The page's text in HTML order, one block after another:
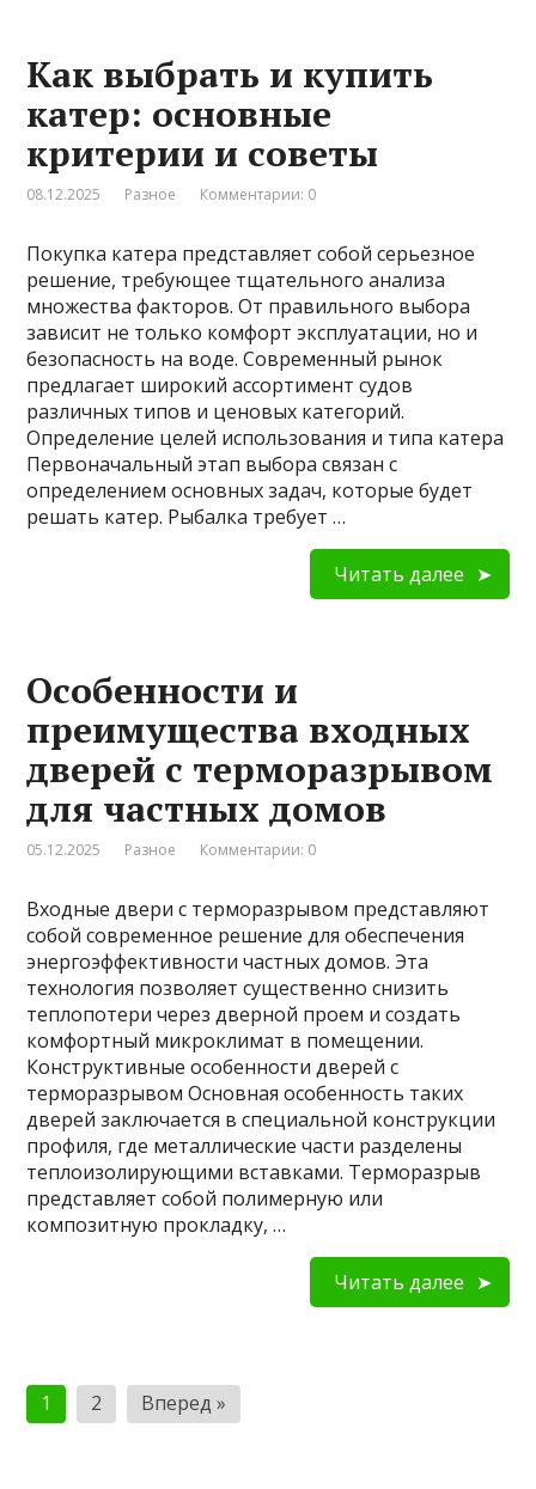
Как выбрать и купить
катер: основные
критерии и советы
08.12.2025 Разное Комментарии: 0
Покупка катера представляет собой серьезное
решение, требующее тщательного анализа
множества факторов. От правильного выбора
зависит не только комфорт эксплуатации, но и
безопасность на воде. Современный рынок
предлагает широкий ассортимент судов
различных типов и ценовых категорий.
Определение целей использования и типа катера
Первоначальный этап выбора связан с
определением основных задач, которые будет
решать катер. Рыбалка требует …
Читать далее
Особенности и
преимущества входных
дверей с терморазрывом
для частных домов
05.12.2025 Разное Комментарии: 0
Входные двери с терморазрывом представляют
собой современное решение для обеспечения
энергоэффективности частных домов. Эта
технология позволяет существенно снизить
теплопотери через дверной проем и создать
комфортный микроклимат в помещении.
Конструктивные особенности дверей с
терморазрывом Основная особенность таких
дверей заключается в специальной конструкции
профиля, где металлические части разделены
теплоизолирующими вставками. Терморазрыв
представляет собой полимерную или
композитную прокладку, …
Читать далее
Пагинация
записей
1 2 Вперед »